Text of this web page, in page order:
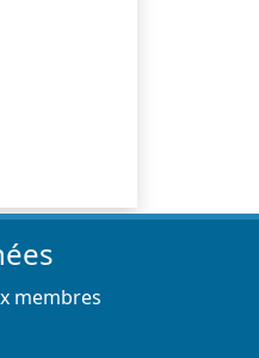
membres